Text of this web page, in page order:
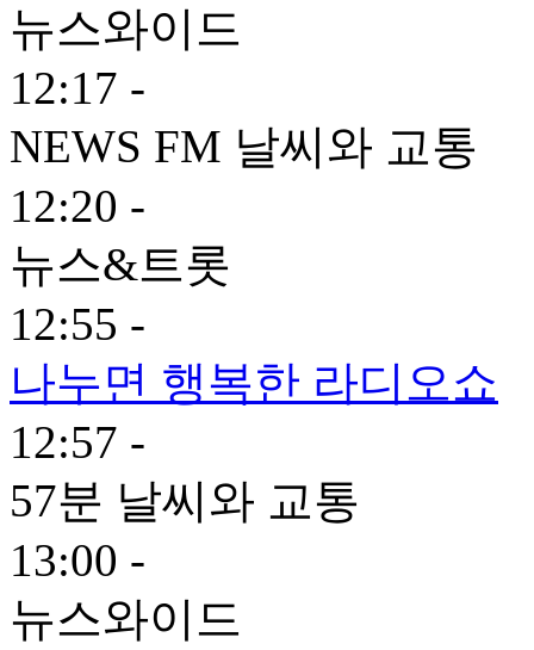
뉴스와이드
12:17 -
NEWS FM 날씨와 교통
12:20 -
뉴스&트롯
12:55 -
나누면 행복한 라디오쇼
12:57 -
57분 날씨와 교통
13:00 -
뉴스와이드